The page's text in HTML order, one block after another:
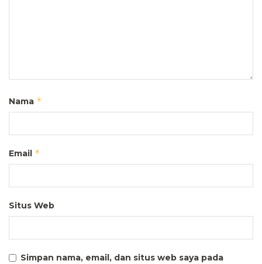
Nama *
Email *
Situs Web
Simpan nama, email, dan situs web saya pada